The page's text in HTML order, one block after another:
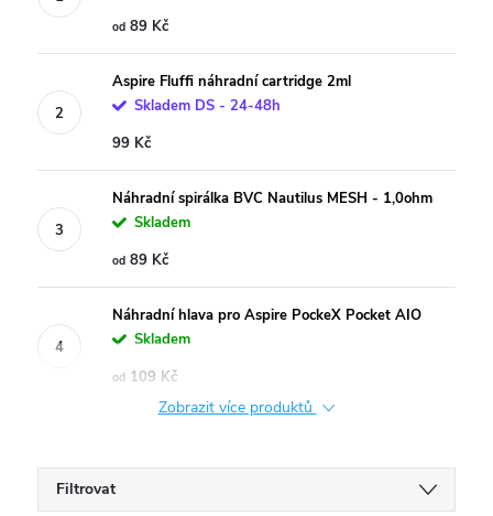
od 89 Kč
Aspire Fluffi náhradní cartridge 2ml
Skladem DS - 24-48h
99 Kč
Náhradní spirálka BVC Nautilus MESH - 1,0ohm
Skladem
od 89 Kč
Náhradní hlava pro Aspire PockeX Pocket AIO
Skladem
od 109 Kč
Zobrazit více produktů
Filtrovat